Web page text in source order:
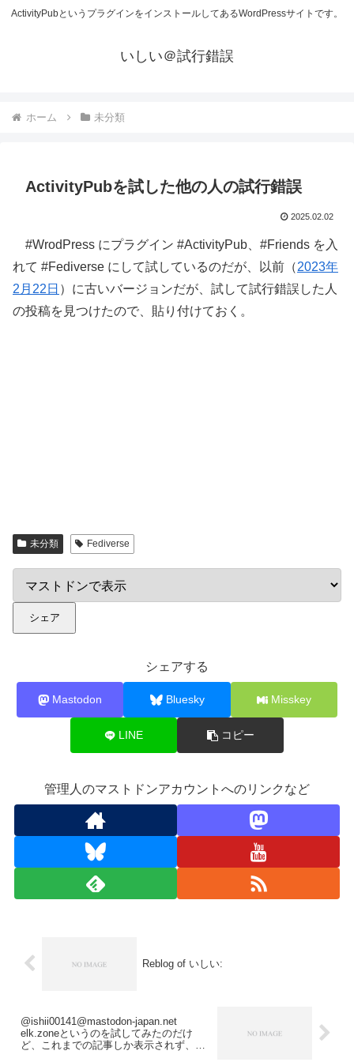
ActivityPubというプラグインをインストールしてあるWordPressサイトです。
いしい＠試行錯誤
ホーム 未分類
ActivityPubを試した他の人の試行錯誤
2025.02.02
#WrodPress にプラグイン #ActivityPub、#Friends を入
れて #Fediverse にして試しているのだが、以前（2023年
2月22日 ）に古いバージョンだが、試して試行錯誤した人
の投稿を見つけたので、貼り付けておく。
未分類 Fediverse
シェア
シェアする
Mastodon Bluesky Misskey
LINE コピー
管理人のマストドンアカウントへのリンクなど
Reblog of いしい:
@ishii00141@mastodon-japan.net
elk.zoneというのを試してみたのだけ
ど、これまでの記事しか表示されず、試